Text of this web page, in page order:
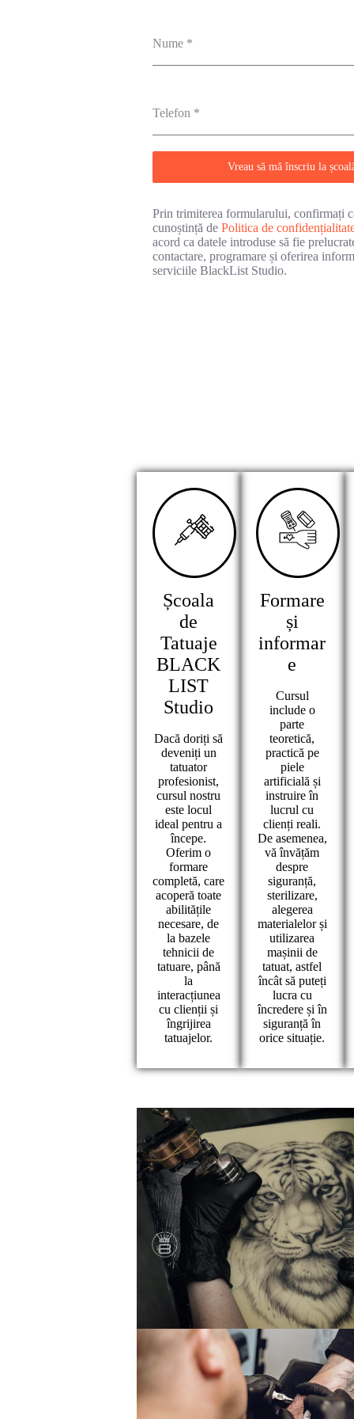
Nume *
Telefon *
Vreau să mă înscriu la
Prin trimiterea formularului, confirmați
cunoștință de Politica de
acord ca datele introduse să fie
contactare, programare și oferirea
serviciile BlackList Studio.
Școala
de
Tatuaje
BLACK
LIST
Studio
Dacă doriți să
deveniți un
tatuator
profesionist,
cursul nostru
este locul
ideal pentru a
începe.
Oferim o
formare
completă, care
acoperă toate
abilitățile
necesare, de
la bazele
tehnicii de
tatuare, până
la
interacțiunea
cu clienții și
îngrijirea
tatuajelor.
Formare
și
informar
e
Cursul
include o
parte
teoretică,
practică pe
piele
artificială și
instruire în
lucrul cu
clienți reali.
De asemenea,
vă învățăm
despre
siguranță,
sterilizare,
alegerea
materialelor și
utilizarea
mașinii de
tatuat, astfel
încât să puteți
lucra cu
încredere și în
siguranță în
orice situație.